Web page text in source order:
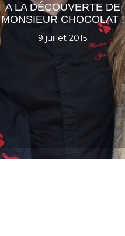
A LA DÉCOUVERTE DE
MONSIEUR CHOCOLAT !
9 juillet 2015